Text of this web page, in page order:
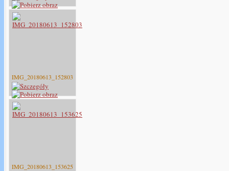
IMG_20180613_152803
IMG_20180613_153625